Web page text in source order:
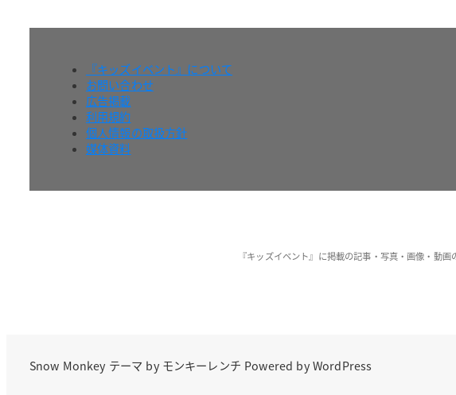
『キッズイベント』について
お問い合わせ
広告掲載
利用規約
個人情報の取扱方針
媒体資料
『キッズイベント』に掲載の記事・写真・画像・動
Snow Monkey テーマ by モンキーレンチ Powered by WordPress